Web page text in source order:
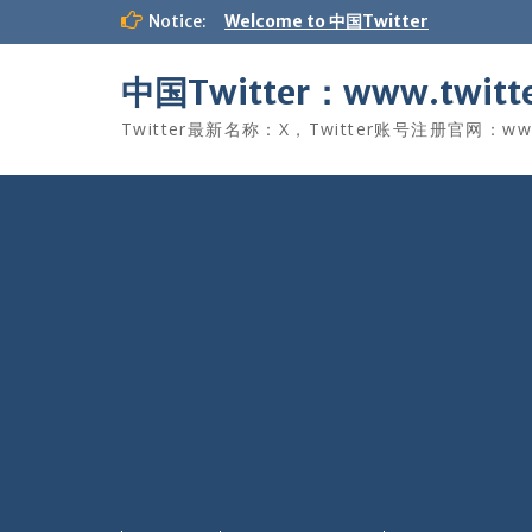
Notice: Welcome to 中国Twitter
中国Twitter：
Twitter最新名称：X，Twitter账号注册官网：